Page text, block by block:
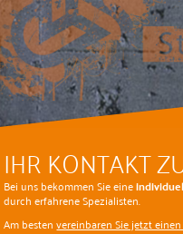
IHR KONTAKT
Bei uns bekommen Sie eine
durch erfahrene Spezialisten.
Am bestenvereinbaren Sie jetzt